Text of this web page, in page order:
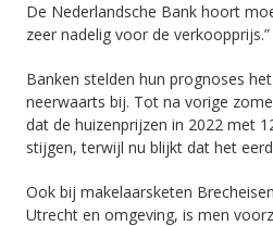
De Nederlandsche Bank hoort
zeer nadelig voor de verkoopprijs.”
Banken stelden hun prognoses
neerwaarts bij. Tot na vorige
dat de huizenprijzen in 2022 met
stijgen, terwijl nu blijkt dat het
Ook bij makelaarsketen
Utrecht en omgeving, is men